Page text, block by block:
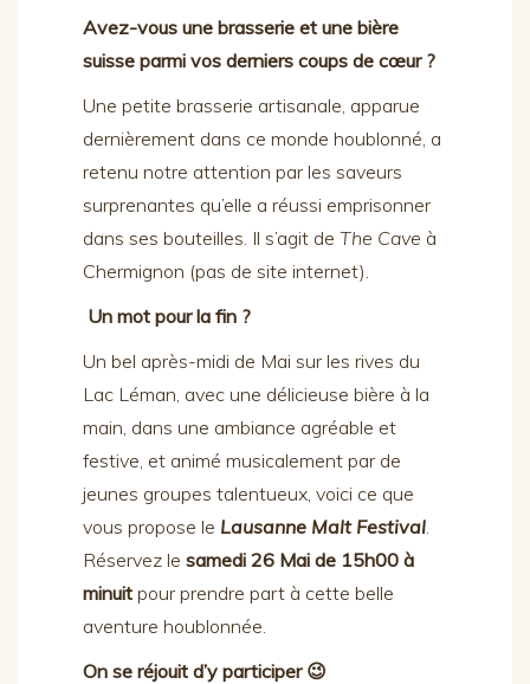
Avez-vous une brasserie et une bière
suisse parmi vos derniers coups de cœur ?
Une petite brasserie artisanale, apparue
dernièrement dans ce monde houblonné, a
retenu notre attention par les saveurs
surprenantes qu’elle a réussi emprisonner
dans ses bouteilles. Il s’agit de The Cave à
Chermignon (pas de site internet).
Un mot pour la fin ?
Un bel après-midi de Mai sur les rives du
Lac Léman, avec une délicieuse bière à la
main, dans une ambiance agréable et
festive, et animé musicalement par de
jeunes groupes talentueux, voici ce que
vous propose le Lausanne Malt Festival
Réservez le samedi 26 Mai de 15h00 à
minuit pour prendre part à cette belle
aventure houblonnée.
On se réjouit d’y participer 😉